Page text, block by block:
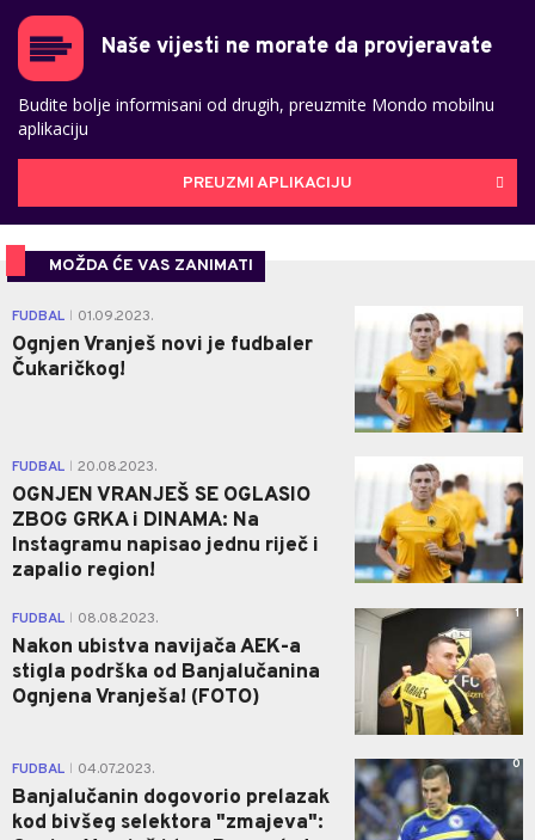
Naše vijesti ne morate da provjeravate
Budite bolje informisani od drugih, preuzmite Mondo mobilnu
aplikaciju
PREUZMI APLIKACIJU
MOŽDA ĆE VAS ZANIMATI
FUDBAL 01.09.2023.
Ognjen Vranješ novi je fudbaler
Čukaričkog!
FUDBAL 20.08.2023.
OGNJEN VRANJEŠ SE OGLASIO
ZBOG GRKA i DINAMA: Na
Instagramu napisao jednu riječ i
zapalio region!
FUDBAL 08.08.2023.
Nakon ubistva navijača AEK-a
stigla podrška od Banjalučanina
Ognjena Vranješa! (FOTO)
1
FUDBAL 04.07.2023.
Banjalučanin dogovorio prelazak
kod bivšeg selektora "zmajeva":
0